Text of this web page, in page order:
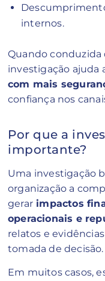
internos.
Quando conduzida
investigação ajuda
com mais
confiança nos
Por que a
importante?
Uma investigação
organização a
gerar impactos
operacionais e
relatos e
tomada de decisão.
Em muitos casos,